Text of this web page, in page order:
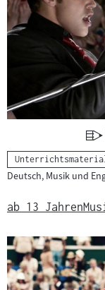
Kategorie:
Deutsch, Musik und
ab 13 Jahren